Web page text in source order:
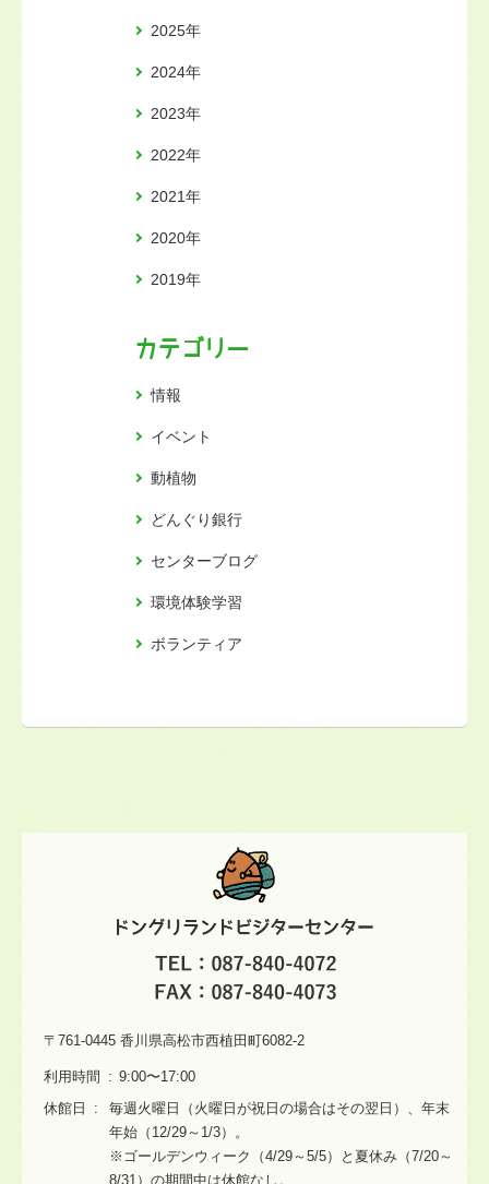
2025年
2024年
2023年
2022年
2021年
2020年
2019年
カテゴリー
情報
イベント
動植物
どんぐり銀行
センターブログ
環境体験学習
ボランティア
〒761-0445 香川県高松市西植田町6082-2
利用時間
9:00〜17:00
休館日
毎週火曜日（火曜日が祝日の場合はその翌日）、年末
年始（12/29～1/3）。
※ゴールデンウィーク（4/29～5/5）と夏休み（7/20～
8/31）の期間中は休館なし。